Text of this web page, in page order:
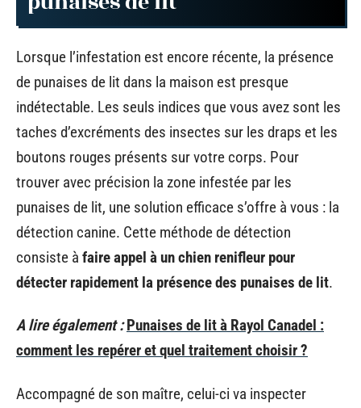
Lorsque l’infestation est encore récente, la présence
de punaises de lit dans la maison est presque
indétectable. Les seuls indices que vous avez sont les
taches d’excréments des insectes sur les draps et les
boutons rouges présents sur votre corps. Pour
trouver avec précision la zone infestée par les
punaises de lit, une solution efficace s’offre à vous : la
détection canine. Cette méthode de détection
consiste à faire appel à un chien renifleur pour
détecter rapidement la présence des punaises de lit.
A lire également : Punaises de lit à Rayol Canadel :
comment les repérer et quel traitement choisir ?
Accompagné de son maître, celui-ci va inspecter